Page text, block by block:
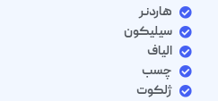
هاردنر
سیلیکون
الیاف
چسب
ژلکوت